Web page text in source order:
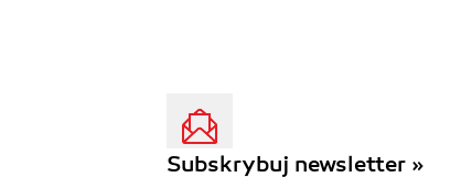
Subskrybuj newsletter »